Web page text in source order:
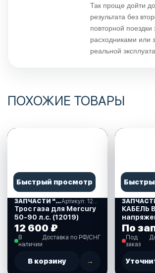
Так проще дойти
результата без
повторной поездки
расходниками или
реальной
ПОХОЖИЕ ТОВАРЫ
Быстрый просмотр
ЗАПЧАСТИ "MERCURY-55" США (08) Артикул: 12019
Трос газа для Mercury
50-90 л.с. (12019)
12 600 ₽
В
наличии
Доставка по РФ/СНГ
В корзину →
КАБЕЛЬ
По
Под
заказ